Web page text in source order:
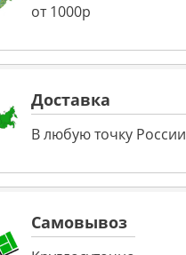
от 1000р
Доставка
В любую точку России
Самовывоз